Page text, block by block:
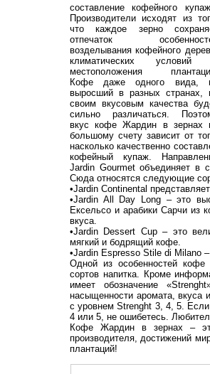
составление кофейного
Производители исходят из
что каждое зерно
отпечаток
возделывания кофейного
климатических
местоположения
Кофе даже одного вида,
выросший в разных странах,
своим вкусовым качества
сильно различаться.
вкус кофе Жардин в зернах
большому счету зависит от
насколько качественно
кофейный купаж.
Jardin Gourmet объединяет в
Сюда относятся следующие
•Jardin Continental
•Jardin All Day Long – это
Ексельсо и арабики Сарчи из
вкуса.
•Jardin Dessert Cup – это
мягкий и бодрящий кофе.
•Jardin Espresso Stile di Milano
Одной из особенностей кофе
сортов напитка. Кроме
имеет обозначение
насыщенности аромата, вкуса
с уровнем Strenght 3, 4, 5.
4 или 5, не ошибетесь.
Кофе Жардин в зернах –
производителя, достижений
плантаций!